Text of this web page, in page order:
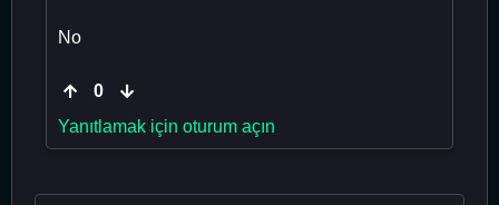
No
0
Yanıtlamak için oturum açın